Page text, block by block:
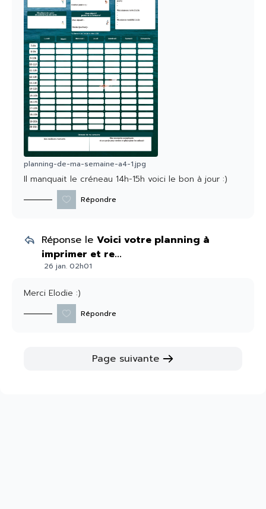
planning-de-ma-semaine-a4-1.jpg
Il manquait le créneau 14h-15h voici le bon à jour :)
Répondre
Réponse leVoici votre planning à
imprimer et re...
26 jan. 02h01
Merci Elodie :)
Répondre
Page suivante